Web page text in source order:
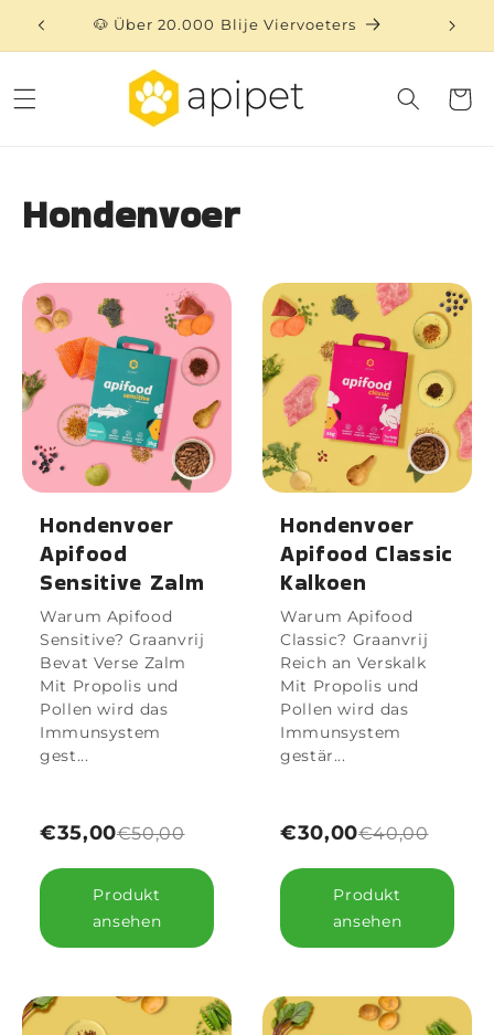
zum
Inhalt
🐶 Über 20.000 Blije Viervoeters
Hondenvoer
Hondenvoer
Apifood
Sensitive Zalm
Warum Apifood
Sensitive? Graanvrij
Bevat Verse Zalm
Mit Propolis und
Pollen wird das
Immunsystem
gest...
€35,00€50,00
Produkt
ansehen
Hondenvoer
Apifood Classic
Kalkoen
Warum Apifood
Classic? Graanvrij
Reich an Verskalk
Mit Propolis und
Pollen wird das
Immunsystem
gestär...
€30,00€40,00
Produkt
ansehen